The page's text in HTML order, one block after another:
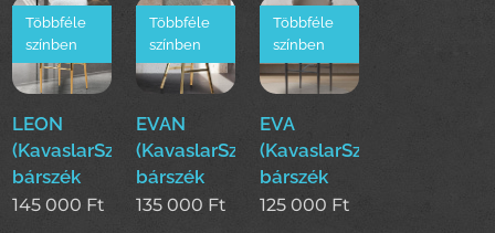
LEON
(KavaslarSzékek)
bárszék
Többféle
színben
145 000 Ft
EVAN
(KavaslarSzékek)
bárszék
Többféle
színben
135 000 Ft
EVA
(KavaslarSzékek)
bárszék
Többféle
színben
125 000 Ft